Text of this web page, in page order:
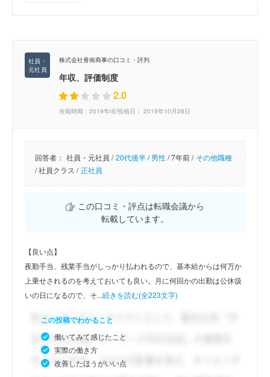
株式会社青南商事の口コミ・評判
年収、評価制度
2.0
在籍時期：2019年頃/投稿日： 2019年10月28日
回答者： 社員・元社員 / 20代後半/男性/7年前 / その他職種
/社員クラス / 正社員
この口コミ・評点は転職会議から
転載しています。
【良い点】
夜勤手当、残業手当がしっかり払われるので、基本給からは何万か
上乗せされるのを考えておいても良い。月に何回かの出勤は公休扱
いの日になるので、そ...続きを読む(全223文字)
この投稿でわかること
働いてみて感じたこと
実際の働き方
改善したほうがいい点